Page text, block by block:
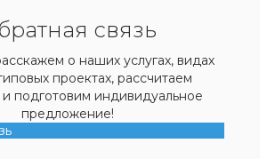
связь
о наших услугах, видах
проектах, рассчитаем
и подготовим индивидуальное
предложение!